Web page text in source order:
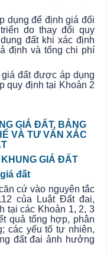
dụng để định giá đối
do thay đổi quy
đất khi xác định
định và tổng chi phí
đất được áp dụng
quy định tại Khoản 2
GIÁ ĐẤT, BẢNG
VÀ TƯ VẤN XÁC
GIÁ ĐẤT
đất
cứ vào nguyên tắc
của Luật Đất đai,
tại các Khoản 1, 2, 3
quả tổng hợp, phân
các yếu tố tự nhiên,
đất đai ảnh hưởng